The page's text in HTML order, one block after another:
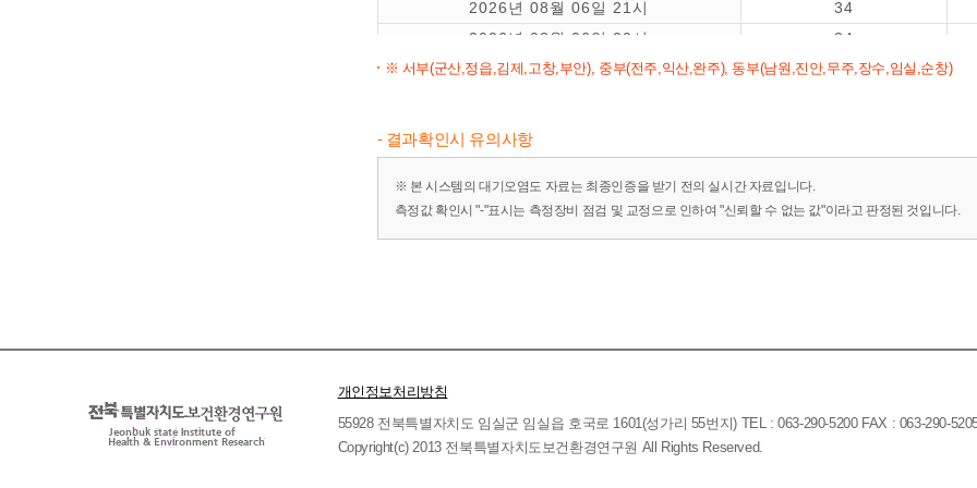
2026년 08월 06일 21시
34
2026년 08월 06일 20시
34
2026년 08월 06일 19시
31
2026년 08월 06일 17시
※ 서부(군산,정읍,김제,고창,부안), 중부(전주,익산,완주), 동부(남원,진안,무주,장수,임실,순창)
- 결과확인시 유의사항
※ 본 시스템의 대기오염도 자료는 최종인증을 받기 전의 실시간 자료입니다.
측정값 확인시 "-"표시는 측정장비 점검 및 교정으로 인하여 "신뢰할 수 없는 값"이라고 판정된 것입니다.
개인정보처리방침
55928 전북특별자치도 임실군 임실읍 호국로 1601(성가리 55번지) TEL : 063-290-5200 FAX : 063-290-
Copyright(c) 2013 전북특별자치도보건환경연구원 All Rights Reserved.